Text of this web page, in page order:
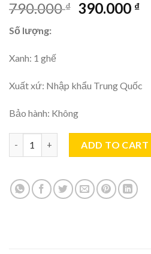
790.000₫ 390.000 ₫
Số lượng:
Xanh: 1 ghế
Xuất xứ: Nhập khẩu Trung Quốc
Bảo hành: Không
ADD TO CART